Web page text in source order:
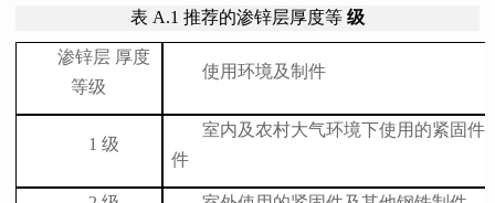
表 A.1 推荐的渗锌层厚度等 级
渗锌层 厚度
等级
使用环境及制件
1 级
室内及农村大气环境下使用的紧固件
件